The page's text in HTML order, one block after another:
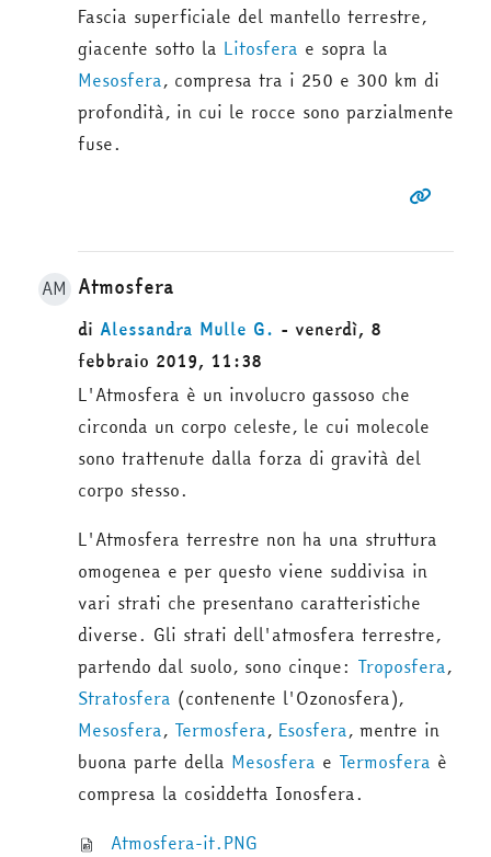
Fascia superficiale del mantello terrestre,
giacente sotto la Litosfera e sopra la
Mesosfera, compresa tra i 250 e 300 km di
profondità, in cui le rocce sono parzialmente
fuse.
AM Atmosfera
di Alessandra Mulle G. - venerdì, 8
febbraio 2019, 11:38
L'Atmosfera è un involucro gassoso che
circonda un corpo celeste, le cui molecole
sono trattenute dalla forza di gravità del
corpo stesso.
L'Atmosfera terrestre non ha una struttura
omogenea e per questo viene suddivisa in
vari strati che presentano caratteristiche
diverse. Gli strati dell'atmosfera terrestre,
partendo dal suolo, sono cinque: Troposfera,
Stratosfera (contenente l'Ozonosfera),
Mesosfera, Termosfera, Esosfera, mentre in
buona parte della Mesosfera e Termosfera è
compresa la cosiddetta Ionosfera.
Atmosfera-it.PNG